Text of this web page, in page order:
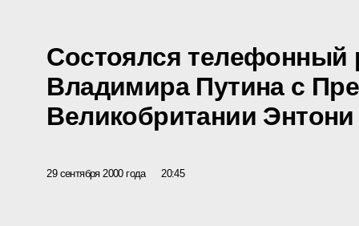
Состоялся телефонный
Владимира Путина с
Великобритании
29 сентября 2000 года 20:45